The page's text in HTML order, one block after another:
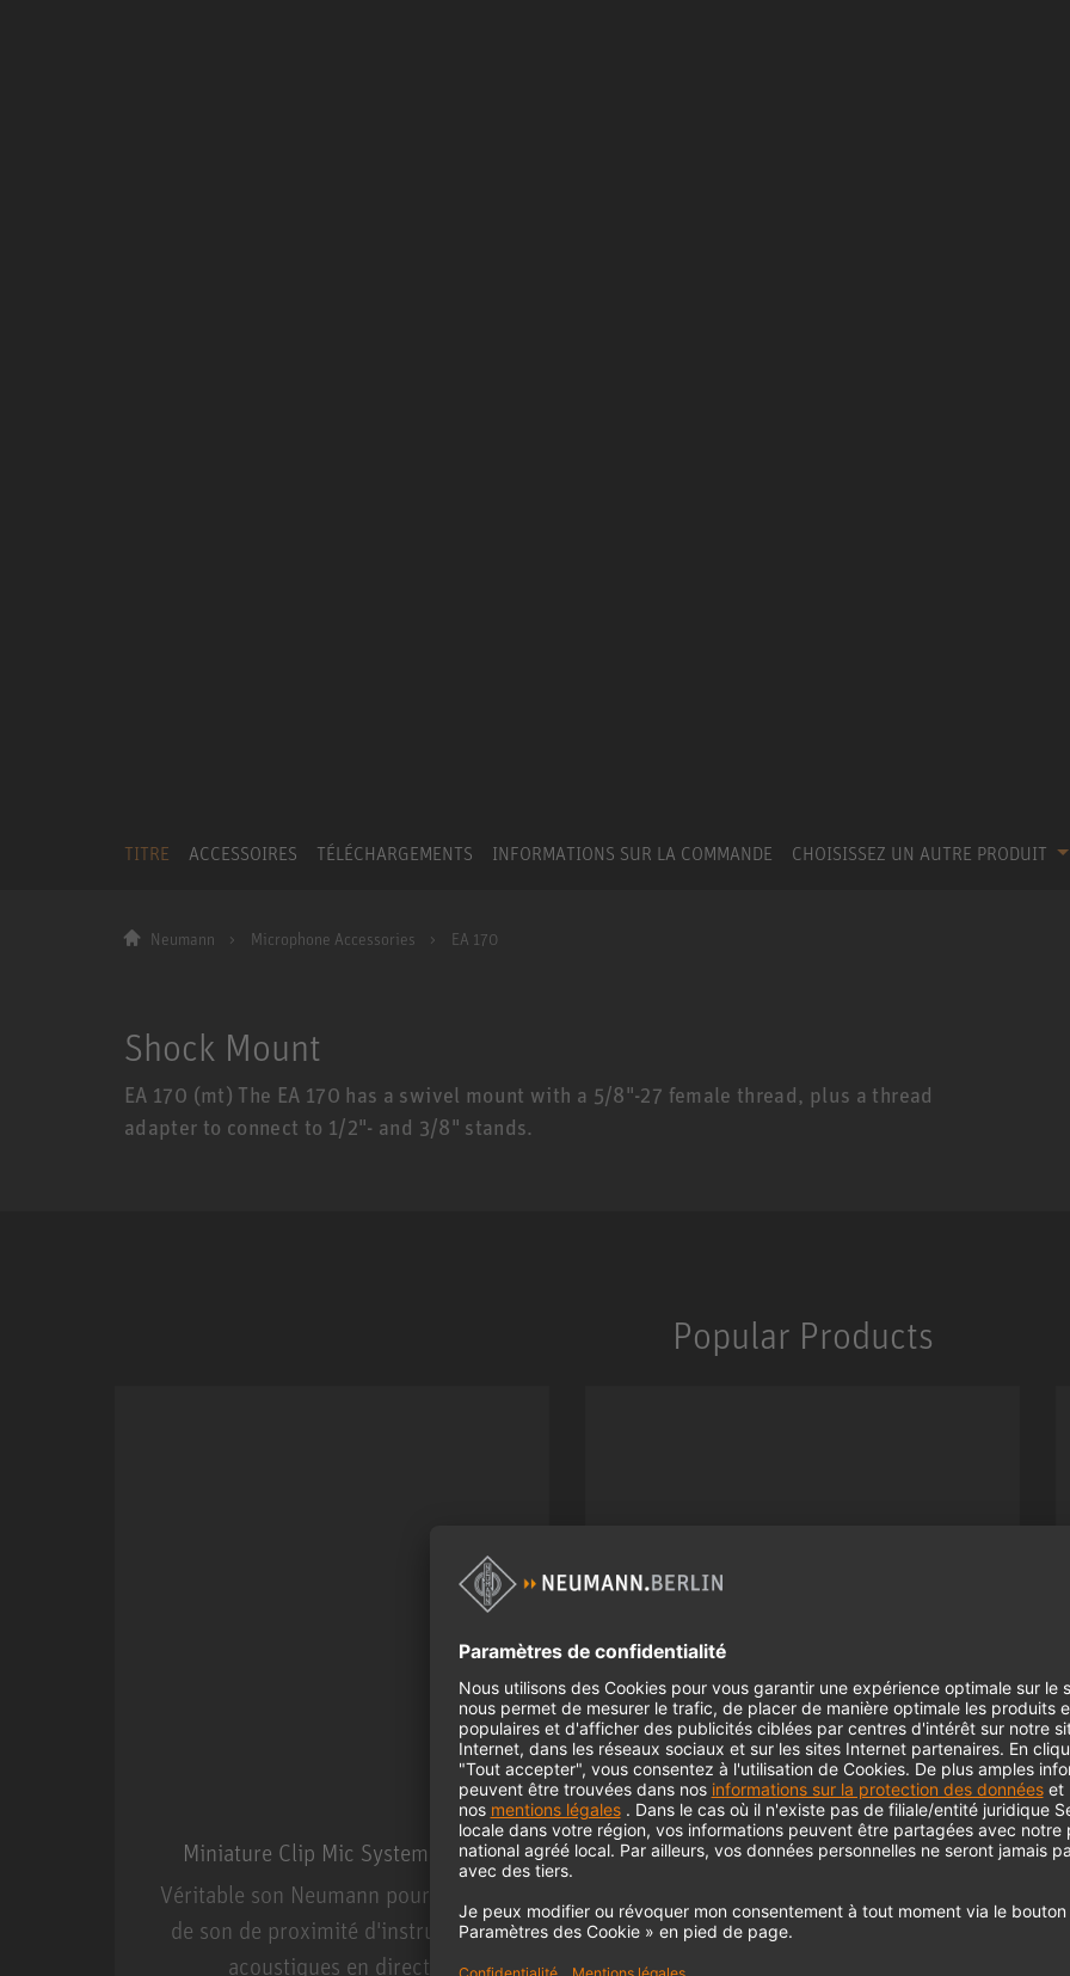
TITRE ACCESSOIRES TÉLÉCHARGEMENTS INFORMATIONS SUR LA COMMANDE CHOISISSEZ UN AUTRE PRODUIT
Neumann Microphone Accessories EA 170
Shock Mount
EA 170 (mt) The EA 170 has a swivel mount with a 5/8"-27 female thread, plus a thread
adapter to connect to 1/2"- and 3/8" stands.
Popular Products
Miniature Clip Mic System MCM
Véritable son Neumann pour la prise
de son de proximité d'instruments
acoustiques en direct.
KH 120 II
Neumann passe un nouveau cap avec
des basses plus profondes, une